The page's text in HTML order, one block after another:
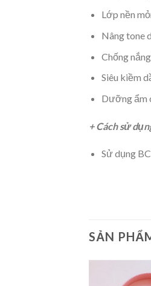
Lớp nền
Nâng tone
Chống
Siêu kiềm
Dưỡng ẩm
+ Cách sử
Sử dụng
SẢN